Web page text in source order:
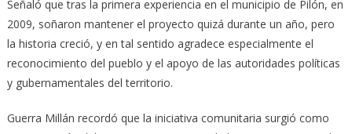
Señaló que tras la primera experiencia en el municipio de Pilón, en
2009, soñaron mantener el proyecto quizá durante un año, pero
la historia creció, y en tal sentido agradece especialmente el
reconocimiento del pueblo y el apoyo de las autoridades políticas
y gubernamentales del territorio.
Guerra Millán recordó que la iniciativa comunitaria surgió como